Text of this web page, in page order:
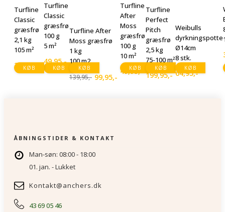
KØB
Turfline
Classic
græsfrø
2,1 kg
105 m²
259,95,- KØB
Turfline
Classic
græsfrø
100 g
5 m²
49,95,-
KØB
Turfline After
Moss græsfrø
1 kg
100 m2
139,95,-
Den
99,95,-
Den
KØB
Turfline
After
Moss
græsfrø
100 g
10 m²
49,95,- KØB
Turfline
Perfect
Pitch
græsfrø
2,5 kg
75-100 m²
199,95,-
KØB
Weibulls
dyrkningspotte
Ø14cm
8 stk.
64,95,-
ÅBNINGSTIDER & KONTAKT
Man-søn: 08:00 - 18:00
01. jan. - Lukket
Kontakt@anchers.dk
43 69 05 46